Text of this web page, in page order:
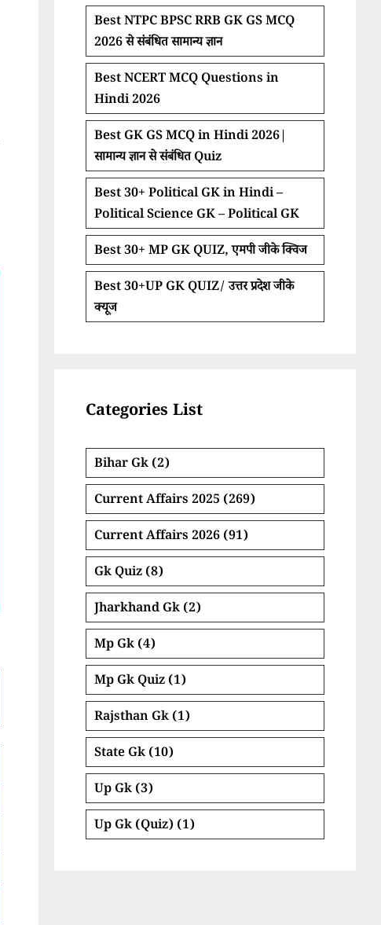
Best NTPC BPSC RRB GK GS MCQ
2026 से संबंधित सामान्य ज्ञान
Best NCERT MCQ Questions in
Hindi 2026
Best GK GS MCQ in Hindi 2026|
सामान्य ज्ञान से संबंधित Quiz
Best 30+ Political GK in Hindi –
Political Science GK – Political GK
Best 30+ MP GK QUIZ, एमपी जीके क्विज
Best 30+UP GK QUIZ/ उत्तर प्रदेश जीके
क्यूज
Categories List
Bihar Gk (2)
Current Affairs 2025 (269)
Current Affairs 2026 (91)
Gk Quiz (8)
Jharkhand Gk (2)
Mp Gk (4)
Mp Gk Quiz (1)
Rajsthan Gk (1)
State Gk (10)
Up Gk (3)
Up Gk (Quiz) (1)